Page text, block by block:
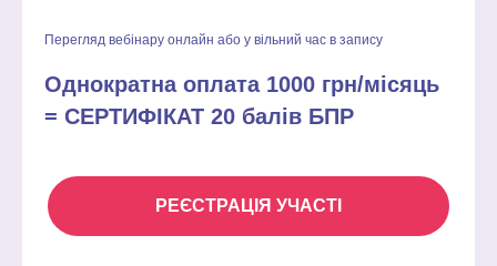
Перегляд вебінару онлайн або у вільний час в запису
Однократна оплата 1000 грн/місяць
= СЕРТИФІКАТ 20 балів БПР
РЕЄСТРАЦІЯ УЧАСТІ